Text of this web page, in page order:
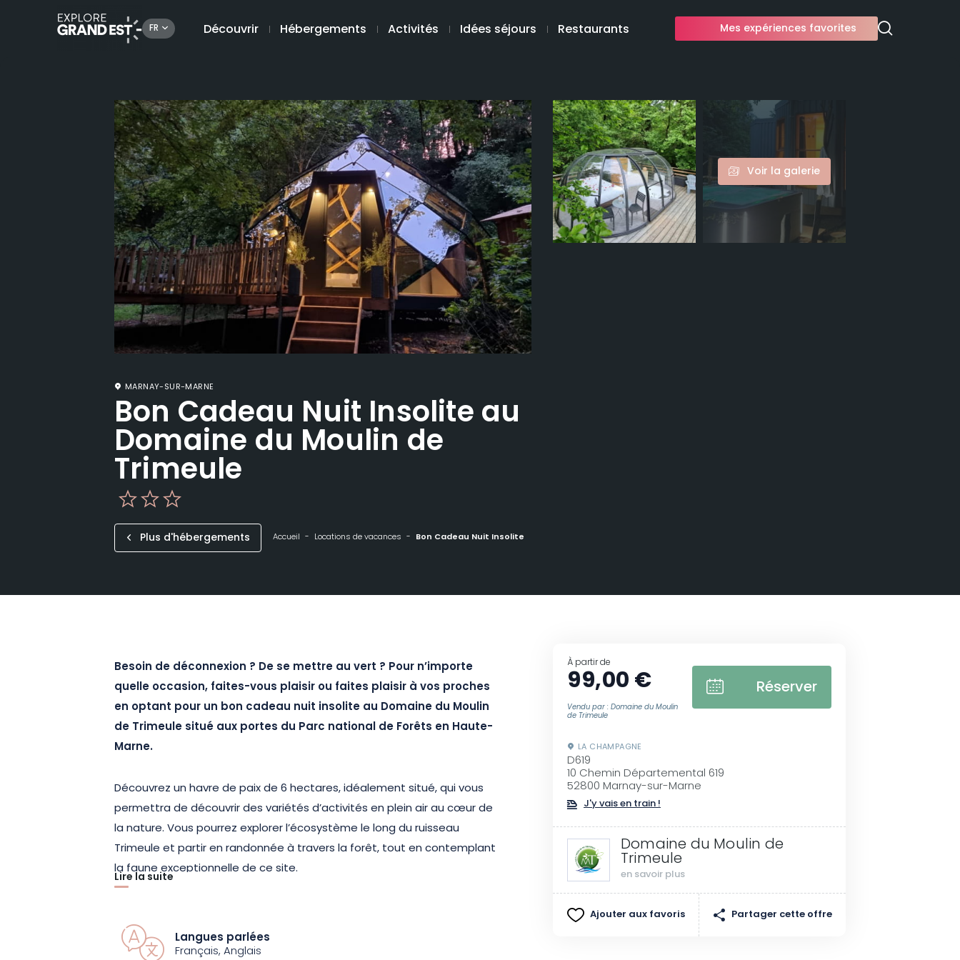
FR Découvrir Hébergements Activités Idées séjours Restaurants Mes expériences favorites
Voir la galerie
MARNAY-SUR-MARNE
Bon Cadeau Nuit Insolite au
Domaine du Moulin de
Trimeule
Plus d'hébergements Accueil Locations de vacances Bon Cadeau Nuit Insolite au Domaine du Moulin de Trimeule
Besoin de déconnexion ? De se mettre au vert ? Pour n’importe
quelle occasion, faites-vous plaisir ou faites plaisir à vos proches
en optant pour un bon cadeau nuit insolite au Domaine du Moulin
de Trimeule situé aux portes du Parc national de Forêts en Haute-
Marne.
Découvrez un havre de paix de 6 hectares, idéalement situé, qui vous
permettra de découvrir des variétés d’activités en plein air au cœur de
la nature. Vous pourrez explorer l’écosystème le long du ruisseau
Trimeule et partir en randonnée à travers la forêt, tout en contemplant
la faune exceptionnelle de ce site.
et relaxation sont au cœur du séjour.
de bénéficier d’une nuitée dans un écolodge haut de gamme, où v
Lire la suite
Langues parlées
Français, Anglais
À partir de
99,00 €
Vendu par : Domaine du Moulin
de Trimeule
Réserver
LA CHAMPAGNE
D619
10 Chemin Départemental 619
52800 Marnay-sur-Marne
J'y vais en train !
Domaine du Moulin de
Trimeule
en savoir plus
Ajouter aux favoris Partager cette offre